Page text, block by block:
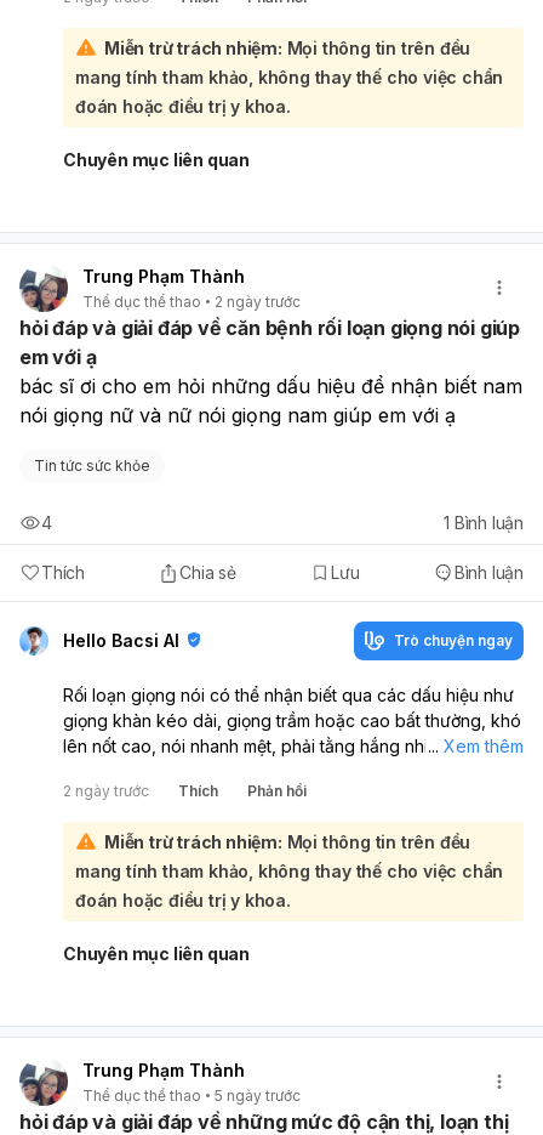
kiểm tra nguyên nhân và mức độ sụp mi. Sụp mi có thể do
bẩm sinh, tuổi tác, chấn thương, bệnh lý cơ - thần kinh
hoặc các vấn đề tại mí mắt. Bác sĩ sẽ khám mắt, đánh giá
vận động mí, thị lực và có thể chỉ định thêm xét nghiệm
nếu cần. Nếu sụp mi xuất hiện đột ngột, kèm nhìn đôi, đau
đầu, yếu tay chân hoặc khó nói thì nên đi cấp cứu ngay
Miễn trừ trách nhiệm: Mọi thông tin trên đều
mang tính tham khảo, không thay thế cho việc chẩn
đoán hoặc điều trị y khoa.
Chuyên mục liên quan
Trung Phạm Thành
Thể dục thể thao 2 ngày trước
hỏi đáp và giải đáp về căn bệnh rối loạn giọng nói giúp
em với ạ
bác sĩ ơi cho em hỏi những dấu hiệu để nhận biết nam
nói giọng nữ và nữ nói giọng nam giúp em với ạ
Tin tức sức khỏe
Thích Chia sẻ Lưu Bình luận
4 1 Bình luận
Hello Bacsi AI Trò chuyện ngay
Rối loạn giọng nói có thể nhận biết qua các dấu hiệu như
giọng khàn kéo dài, giọng trầm hoặc cao bất thường, khó
lên nốt cao, nói nhanh mệt, phải tằng hắng nhiều, đau
Nếu nam nói giọng nữ hoặc nữ nói giọng nam kéo dài, đó
cũng có thể là biểu hiện của rối loạn giọng nói hoặc vấn
đề ở thanh quản, dây thanh âm, thần kinh, nội tiết hay do
lạm dụng giọng nói.:
Bạn nên đi khám chuyên khoa Tai Mũi Họng để được soi
thanh quản và đánh giá giọng nói. Nếu cần, bác sĩ có thể
phối hợp thêm âm ngữ trị liệu để chỉnh phát âm và cải
hạn chế rượu/caffeine, không nói quá to hoặc quá nhỏ,
có khàn giọng kéo dài hoặc thay đổi giọng đột ngột, nên
đi khám sớm để tìm nguyên nhân và điều trị kịp thời.
... Xem thêm
2 ngày trước Thích Phản hồi
Miễn trừ trách nhiệm: Mọi thông tin trên đều
mang tính tham khảo, không thay thế cho việc chẩn
đoán hoặc điều trị y khoa.
Chuyên mục liên quan
Trung Phạm Thành
Thể dục thể thao 5 ngày trước
hỏi đáp và giải đáp về những mức độ cận thị, loạn thị